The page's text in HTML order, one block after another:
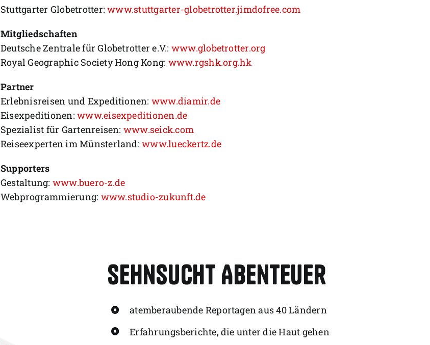
Stuttgarter Globetrotter:www.stuttgarter-globetrotter.jimdofree.com
Mitgliedschaften
Deutsche Zentrale für Globetrotter e.V.: www.globetrotter.org
Royal Geographic Society Hong Kong: www.rgshk.org.hk
Partner
Erlebnisreisen und Expeditionen: www.diamir.de
Eisexpeditionen:www.eisexpeditionen.de
Spezialist für Gartenreisen: www.seick.com
Reiseexperten im Münsterland:www.lueckertz.de
Supporters
Gestaltung: www.buero-z.de
Webprogrammierung: www.studio-zukunft.de
Sehnsucht Abenteuer
atemberaubende Reportagen aus 40 Ländern
Erfahrungsberichte, die unter die Haut gehen